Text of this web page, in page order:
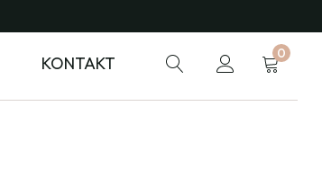
KONTAKT 0